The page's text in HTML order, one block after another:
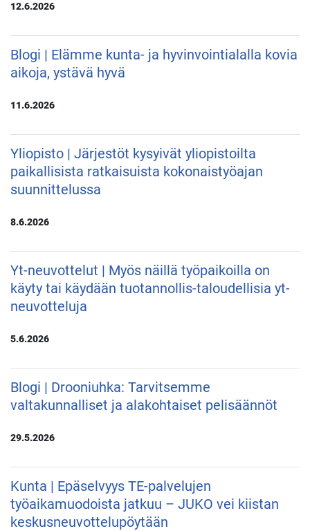
12.6.2026
Blogi | Elämme kunta- ja hyvinvointialalla kovia
aikoja, ystävä hyvä
11.6.2026
Yliopisto | Järjestöt kysyivät yliopistoilta
paikallisista ratkaisuista kokonaistyöajan
suunnittelussa
8.6.2026
Yt-neuvottelut | Myös näillä työpaikoilla on
käyty tai käydään tuotannollis-taloudellisia yt-
neuvotteluja
5.6.2026
Blogi | Drooniuhka: Tarvitsemme
valtakunnalliset ja alakohtaiset pelisäännöt
29.5.2026
Kunta | Epäselvyys TE-palvelujen
työaikamuodoista jatkuu – JUKO vei kiistan
keskusneuvottelupöytään